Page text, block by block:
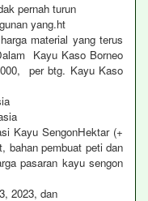
pernah turun
yang.ht
material yang terus
Kayu Kaso Borneo
per btg. Kayu Kaso
Kayu SengonHektar (+
bahan pembuat peti dan
pasaran kayu sengon
2023, dan